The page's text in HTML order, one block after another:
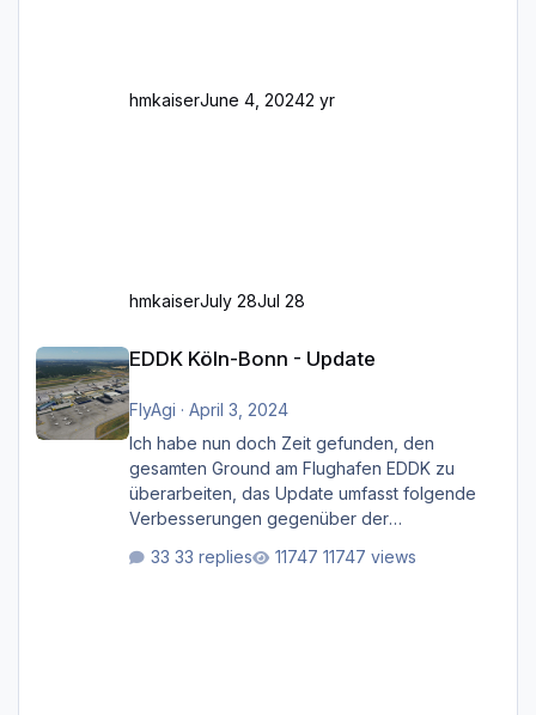
hmkaiserJune 4, 20242 yr
hmkaiserJuly 28Jul 28
EDDK Köln-Bonn - Update
FlyAgi · April 3, 2024
Ich habe nun doch Zeit gefunden, den
gesamten Ground am Flughafen EDDK zu
überarbeiten, das Update umfasst folgende
Verbesserungen gegenüber der
Bodenmarkierungen (der Flughafen sollte
33 replies 11747 views